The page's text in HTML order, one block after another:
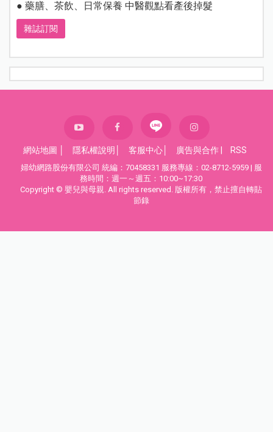
● 藥膳、茶飲、日常保養 中醫觀點看產後掉髮
雜誌訂閱
網站地圖 隱私權說明 客服中心 廣告與合作 RSS
婦幼網路股份有限公司 統編：70458331 服務專線：02-8712-5959 | 服
務時間：週一～週五：10:00~17:30
Copyright © 嬰兒與母親. All rights reserved. 版權所有，禁止擅自轉貼
節錄